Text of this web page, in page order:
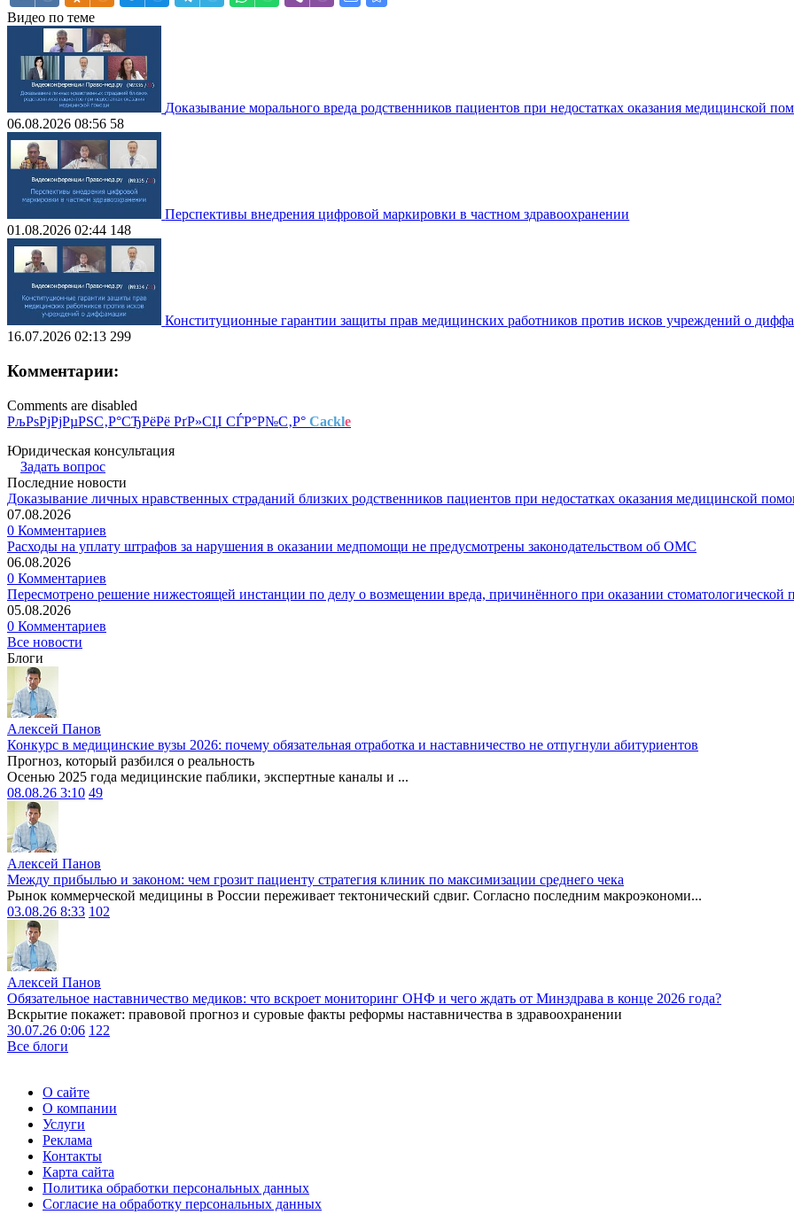
Видео по теме
Доказывание морального вреда родственников пациентов при недостатках оказания медицинской
06.08.2026 08:56 58
Перспективы внедрения цифровой маркировки в частном здравоохранении
01.08.2026 02:44 148
Конституционные гарантии защиты прав медицинских работников против исков учреждений о
16.07.2026 02:13 299
Комментарии:
Comments are disabled
РљРѕРјРјРµРЅС‚Р°СЂРёРё РґР»СЏ СЃР°Р№С‚Р° Cackle
Юридическая консультация
Задать вопрос
Последние новости
Доказывание личных нравственных страданий близких родственников пациентов при недостатках оказания медицинской
07.08.2026
0 Комментариев
Расходы на уплату штрафов за нарушения в оказании медпомощи не предусмотрены законодательством об ОМС
06.08.2026
0 Комментариев
Пересмотрено решение нижестоящей инстанции по делу о возмещении вреда, причинённого при оказании стоматологической
05.08.2026
0 Комментариев
Все новости
Блоги
Алексей Панов
Конкурс в медицинские вузы 2026: почему обязательная отработка и наставничество не отпугнули абитуриентов
Прогноз, который разбился о реальность
Осенью 2025 года медицинские паблики, экспертные каналы и ...
08.08.26 3:10 49
Алексей Панов
Между прибылью и законом: чем грозит пациенту стратегия клиник по максимизации среднего чека
Рынок коммерческой медицины в России переживает тектонический сдвиг. Согласно последним макроэкономи...
03.08.26 8:33 102
Алексей Панов
Обязательное наставничество медиков: что вскроет мониторинг ОНФ и чего ждать от Минздрава в конце 2026 года?
Вскрытие покажет: правовой прогноз и суровые факты реформы наставничества в здравоохранении
30.07.26 0:06 122
Все блоги
О сайте
О компании
Услуги
Реклама
Контакты
Карта сайта
Политика обработки персональных данных
Согласие на обработку персональных данных